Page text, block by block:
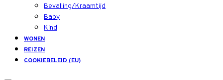
Bevalling/Kraamtijd
Baby
Kind
WONEN
REIZEN
COOKIEBELEID (EU)